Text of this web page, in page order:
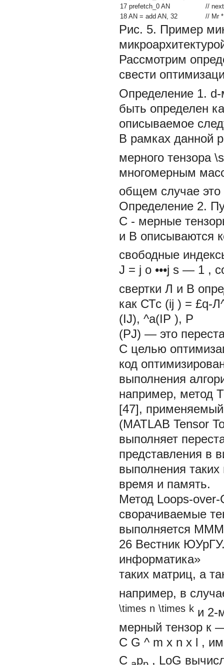
17 prefetch_0 AN
// next
18 AN = add AN, 32
// Mr *
Рис. 5. Пример
Рассмотрим
свести
Определение 1.
быть определен
описываемое
В рамках данной
мерного тензора
многомерным
общем случае это
Определение 2.
C - мерные
и В описываются
свободные
J = j o •••j s — 1 ,
свертки Л и В
как СТс (ij ) = £q-
(IJ),
(PJ) — это
С целью
код
выполнения
например, метод
[47],
(MATLAB Tensor
выполняет
представления в
выполнения таких
время и память.
Метод Loops-over-
сворачиваемые
выполняется
26 Вестник
информатика»
таких матриц, а
например, в
\times n \times k и 2-
мерный тензор к
С G ^ m x n x l ,
С
р , LoG